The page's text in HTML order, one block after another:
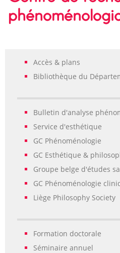
Accès & plans
Bibliothèque du
Bulletin d'analyse
Service d'esthétique
GC Phénoménologie
GC Esthétique &
Groupe belge d'études
GC Phénoménologie
Liège Philosophy Society
Formation doctorale
Séminaire annuel